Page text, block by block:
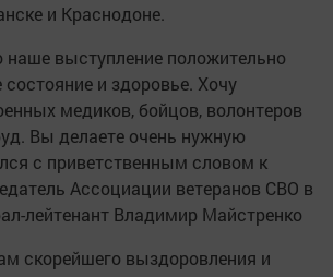
и Краснодоне.
выступление положительно
и здоровье. Хочу
медиков, бойцов, волонтеров
Вы делаете очень нужную
с приветственным словом к
Ассоциации ветеранов СВО в
лейтенант Владимир Майстренко
скорейшего выздоровления и